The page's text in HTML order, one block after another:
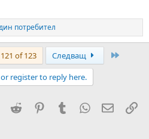
потребител
121 of 123 Следващ
register to reply here.
LinkedInReddit PinterestTumblrWhatsApp
Email